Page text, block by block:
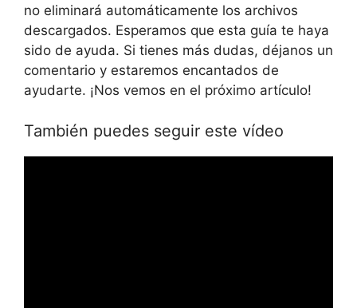
no eliminará automáticamente los archivos
descargados. Esperamos que esta guía te haya
sido de ayuda. Si tienes más dudas, déjanos un
comentario y estaremos encantados de
ayudarte. ¡Nos vemos en el próximo artículo!
También puedes seguir este vídeo